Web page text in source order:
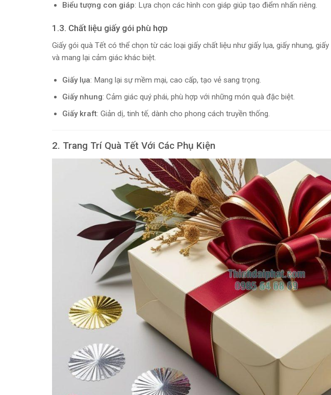
Biểu tượng con giáp: Lựa chọn các hình con giáp giúp tạo điểm nhấn riêng.
1.3. Chất liệu giấy gói phù hợp
Giấy gói quà Tết có thể chọn từ các loại giấy chất liệu như giấy lụa, giấy nhung,
và mang lại cảm giác khác biệt.
Giấy lụa: Mang lại sự mềm mại, cao cấp, tạo vẻ sang trọng.
Giấy nhung: Cảm giác quý phái, phù hợp với những món quà đặc biệt.
Giấy kraft: Giản dị, tinh tế, dành cho phong cách truyền thống.
2. Trang Trí Quà Tết Với Các Phụ Kiện